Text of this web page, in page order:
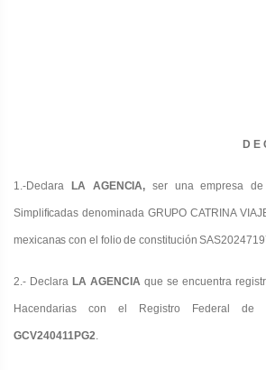
D E
1.-Declara LA AGENCIA,ser una empresa de
Simplificadas denominada GRUPO CATRINA
mexicanas con el folio de constitución
2.- Declara LA AGENCIA que se encuentra
Hacendarias con el Registro Federal de
GCV240411PG2.